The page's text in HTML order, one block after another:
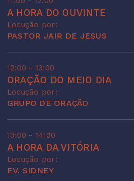
A HORA DO OUVINTE
Locução por:
PASTOR JAIR DE JESUS
12:00 - 13:00
ORAÇÃO DO MEIO DIA
Locução por:
GRUPO DE ORAÇÃO
13:00 - 14:00
A HORA DA VITÓRIA
Locução por:
EV. SIDNEY